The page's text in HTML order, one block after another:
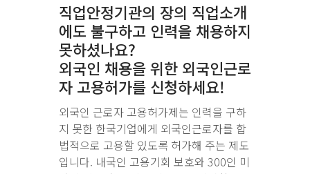
직업안정기관의 장의 직업소개
에도 불구하고 인력을 채용하지
못하셨나요?
외국인 채용을 위한 외국인근로
자 고용허가를 신청하세요!
외국인 근로자 고용허가제는 인력을 구하
지 못한 한국기업에게 외국인근로자를 합
법적으로 고용할 있도록 허가해 주는 제도
입니다. 내국인 고용기회 보호와 300인 미